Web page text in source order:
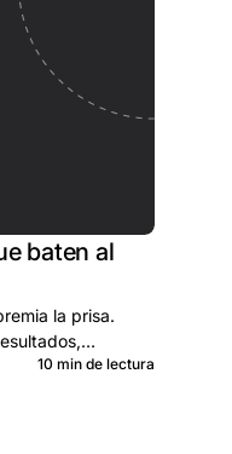
baten al
la prisa.
10 min de lectura